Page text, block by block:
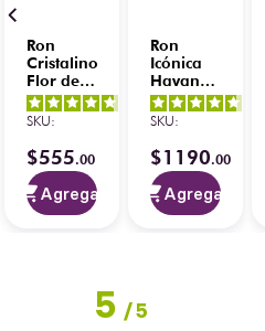
Ron
Cristalino
Flor de
Caña
Edición
750 ml
4.8/ 5-
opiniones
SKU:
$555.00
Agregar
Ron
Icónica
Havana
Gran
Añejo
700 ml
SKU:
$1190.00
Agregar
5/5